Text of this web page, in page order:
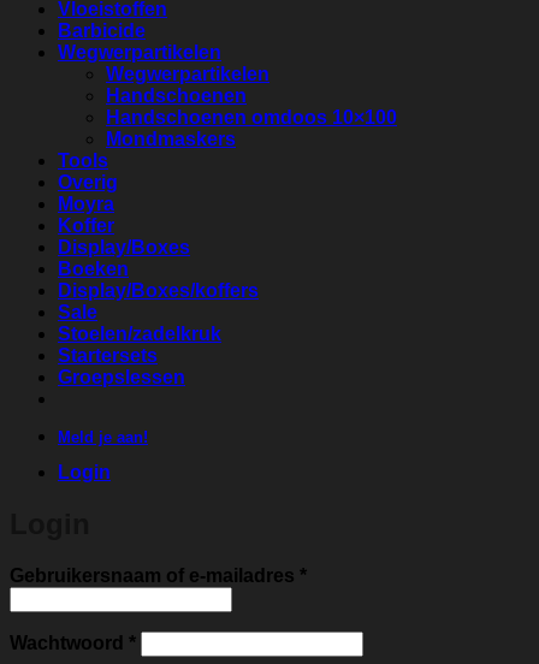
Vloeistoffen
Barbicide
Wegwerpartikelen
Wegwerpartikelen
Handschoenen
Handschoenen omdoos 10×100
Mondmaskers
Tools
Overig
Moyra
Koffer
Display/Boxes
Boeken
Display/Boxes/koffers
Sale
Stoelen/zadelkruk
Startersets
Groepslessen
Meld je aan!
Login
Gebruikersnaam of e-mailadres *Vereist
Wachtwoord *Vereist